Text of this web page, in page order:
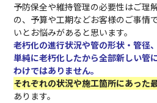
予防保全や維持管理の必要性はご理
の、予算や工期などお客様のご事情
いとお悩みがあると思います。
老朽化の進行状況や管の形状・管径
単純に老朽化したから全部新しい管
わけではありません。
それぞれの状況や施工箇所にあった
あります。